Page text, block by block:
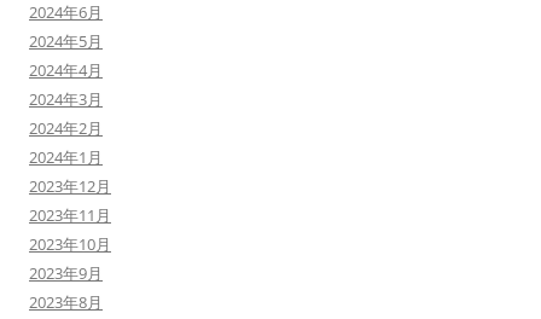
2024年6月
2024年5月
2024年4月
2024年3月
2024年2月
2024年1月
2023年12月
2023年11月
2023年10月
2023年9月
2023年8月